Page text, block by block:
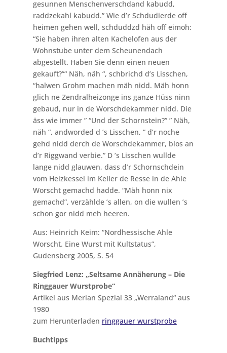
gesunnen Menschenverschdand kabudd,
raddzekahl kabudd.” Wie d’r Schdudierde off
heimen gehen well, schduddzd häh off eimoh:
“Sie haben ihren alten Kachelofen aus der
Wohnstube unter dem Scheunendach
abgestellt. Haben Sie denn einen neuen
gekauft?”“ Näh, näh “, schbrichd d’s Lisschen,
“halwen Grohm machen mäh nidd. Mäh honn
glich ne Zendralheizonge ins ganze Hüss ninn
gebaud, nur in de Worschdekammer nidd. Die
äss wie immer ” “Und der Schornstein?” ” Näh,
näh “, andworded d ’s Lisschen, ” d’r noche
gehd nidd derch de Worschdekammer, blos an
d’r Riggwand verbie.” D ’s Lisschen wullde
lange nidd glauwen, dass d’r Schornschdein
vom Heizkessel im Keller de Resse in de Ahle
Worscht gemachd hadde. “Mäh honn nix
gemachd”, verzählde ’s allen, on die wullen ’s
schon gor nidd meh heeren.
Aus: Heinrich Keim: “Nordhessische Ahle
Worscht. Eine Wurst mit Kultstatus”,
Gudensberg 2005, S. 54
Siegfried Lenz: „Seltsame Annäherung – Die
Ringgauer Wurstprobe“
Artikel aus Merian Spezial 33 „Werraland“ aus
1980
zum Herunterladen ringgauer wurstprobe
Buchtipps